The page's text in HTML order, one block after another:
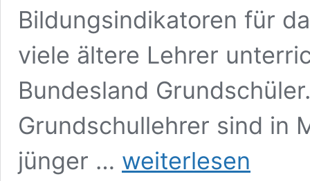
Bildungsindikatoren für
viele ältere Lehrer
Bundesland
Grundschullehrer sind in
jünger …
Mecklenburg-
Vorpommerns
weiterlesen